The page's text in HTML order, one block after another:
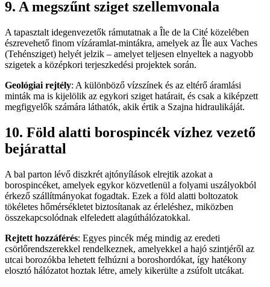
9. A megszűnt sziget szellemvonala
A tapasztalt idegenvezetők rámutatnak a Île de la Cité közelében
észrevehető finom vízáramlat-mintákra, amelyek az Île aux Vaches
(Tehénsziget) helyét jelzik – amelyet teljesen elnyeltek a nagyobb
szigetek a középkori terjeszkedési projektek során.
Geológiai rejtély: A különböző vízszínek és az eltérő áramlási
minták ma is kijelölik az egykori sziget határait, és csak a kiképzett
megfigyelők számára láthatók, akik értik a Szajna hidraulikáját.
10. Föld alatti borospincék vízhez vezető
bejárattal
A bal parton lévő diszkrét ajtónyílások elrejtik azokat a
borospincéket, amelyek egykor közvetlenül a folyami uszályokból
érkező szállítmányokat fogadtak. Ezek a föld alatti boltozatok
tökéletes hőmérsékletet biztosítanak az érleléshez, miközben
összekapcsolódnak elfeledett alagúthálózatokkal.
Rejtett hozzáférés: Egyes pincék még mindig az eredeti
csörlőrendszerekkel rendelkeznek, amelyekkel a hajó szintjéről az
utcai borozókba lehetett felhúzni a boroshordókat, így hatékony
elosztó hálózatot hoztak létre, amely kikerülte a zsúfolt utcákat.